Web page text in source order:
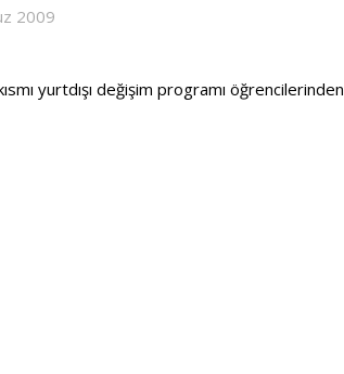
2009
yurtdışı değişim programı öğrencilerinden